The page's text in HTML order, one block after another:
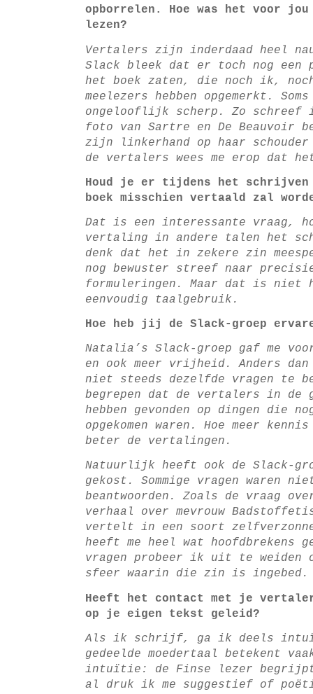
opborrelen. Hoe was het voor jou
lezen?
Vertalers zijn inderdaad heel
Slack bleek dat er toch nog
het boek zaten, die noch ik,
meelezers hebben opgemerkt.
ongelooflijk scherp. Zo schreef
foto van Sartre en De Beauvoir
zijn linkerhand op haar
de vertalers wees me erop dat
Houd je er tijdens het schrijven
boek misschien vertaald zal
Dat is een interessante vraag,
vertaling in andere talen het
denk dat het in zekere zin
nog bewuster streef naar
formuleringen. Maar dat is niet
eenvoudig taalgebruik.
Hoe heb jij de Slack-groep
Natalia’s Slack-groep gaf me
en ook meer vrijheid. Anders
niet steeds dezelfde vragen te
begrepen dat de vertalers in de
hebben gevonden op dingen die
opgekomen waren. Hoe meer
beter de vertalingen.
Natuurlijk heeft ook de Slack-
gekost. Sommige vragen waren
beantwoorden. Zoals de vraag
verhaal over mevrouw
vertelt in een soort
heeft me heel wat hoofdbrekens
vragen probeer ik uit te weiden
sfeer waarin die zin is ingebed.
Heeft het contact met je
op je eigen tekst geleid?
Als ik schrijf, ga ik deels
gedeelde moedertaal betekent
intuïtie: de Finse lezer
al druk ik me suggestief of